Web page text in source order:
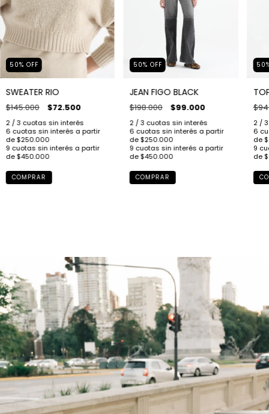
50% OFF
SWEATER RIO
$145.000 $72.500
COMPRAR
50% OFF
JEAN FIGO BLACK
$198.000 $99.000
COMPRAR
50